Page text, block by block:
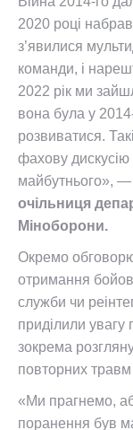
2020 році
з’явилися
команди, і
2022 рік ми
вона була у
розвиватися.
фахову дискусію
майбутнього», —
очільниця
Міноборони.
Окремо
отримання
служби чи
приділили увагу
зокрема
повторних травм
«Ми прагнемо,
поранення був